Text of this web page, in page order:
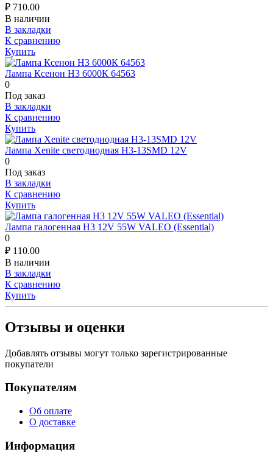
₽ 710.00
В наличии
В закладки
К сравнению
Купить
Лампа Ксенон Н3 6000К 64563
0
Под заказ
В закладки
К сравнению
Купить
Лампа Xenite светодиодная H3-13SMD 12V
0
Под заказ
В закладки
К сравнению
Купить
Лампа галогенная H3 12V 55W VALEO (Essential)
0
₽ 110.00
В наличии
В закладки
К сравнению
Купить
Отзывы и оценки
Добавлять отзывы могут только зарегистрированные
покупатели
Покупателям
Об оплате
О доставке
Информация